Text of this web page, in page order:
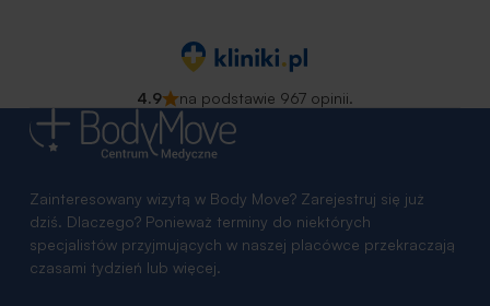
4.9 na podstawie 967 opinii.
Zainteresowany wizytą w Body Move? Zarejestruj się już
dziś. Dlaczego? Ponieważ terminy do niektórych
specjalistów przyjmujących w naszej placówce przekraczają
czasami tydzień lub więcej.